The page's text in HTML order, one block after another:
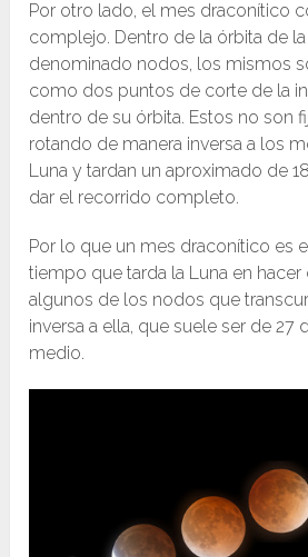
Por otro lado, el mes draconítico
complejo. Dentro de la órbita de
denominado nodos, los mismos
como dos puntos de corte de la
dentro de su órbita. Estos no son
rotando de manera inversa a los
Luna y tardan un aproximado de
dar el recorrido completo.
Por lo que un mes draconítico es
tiempo que tarda la Luna en
algunos de los nodos que
inversa a ella, que suele ser de 27
medio.